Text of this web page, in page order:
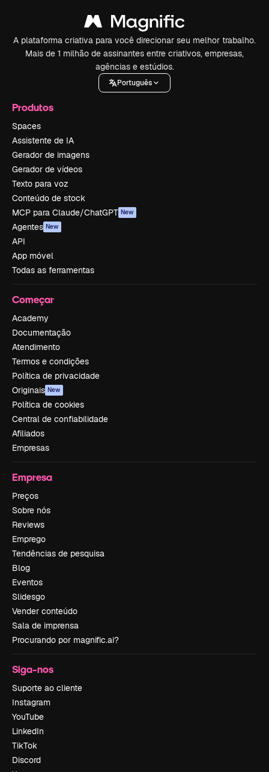
A plataforma criativa para você direcionar seu melhor trabalho.
Mais de 1 milhão de assinantes entre criativos, empresas,
agências e estúdios.
Português
Produtos
Spaces
Assistente de IA
Gerador de imagens
Gerador de vídeos
Texto para voz
Conteúdo de stock
MCP para Claude/ChatGPT New
Agentes New
API
App móvel
Todas as ferramentas
Começar
Academy
Documentação
Atendimento
Termos e condições
Política de privacidade
Originais New
Política de cookies
Central de confiabilidade
Afiliados
Empresas
Empresa
Preços
Sobre nós
Reviews
Emprego
Tendências de pesquisa
Blog
Eventos
Slidesgo
Vender conteúdo
Sala de imprensa
Procurando por magnific.ai?
Siga-nos
Suporte ao cliente
Instagram
YouTube
LinkedIn
TikTok
Discord